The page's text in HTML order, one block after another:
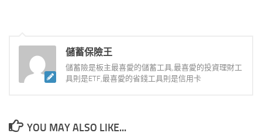
儲蓄保險王
儲蓄險是板主最喜愛的儲蓄工具,最喜愛的投資理財工
具則是ETF,最喜愛的省錢工具則是信用卡
YOU MAY ALSO LIKE...